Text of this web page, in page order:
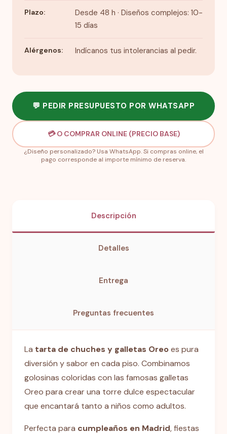
Plazo:
Desde 48 h · Diseños complejos: 10-
15 días
Alérgenos: Indícanos tus intolerancias al pedir.
💬 PEDIR PRESUPUESTO POR WHATSAPP
💳 O COMPRAR ONLINE (PRECIO BASE)
¿Diseño personalizado? Usa WhatsApp. Si compras online, el
pago corresponde al importe mínimo de reserva.
Descripción
Detalles
Entrega
Preguntas frecuentes
La tarta de chuches y galletas Oreoes pura
diversión y sabor en cada piso. Combinamos
golosinas coloridas con las famosas galletas
Oreo para crear una torre dulce espectacular
que encantará tanto a niños como adultos.
Perfecta para cumpleaños en Madrid, fiestas